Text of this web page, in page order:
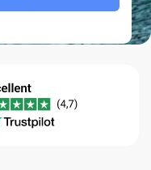
Calidad-